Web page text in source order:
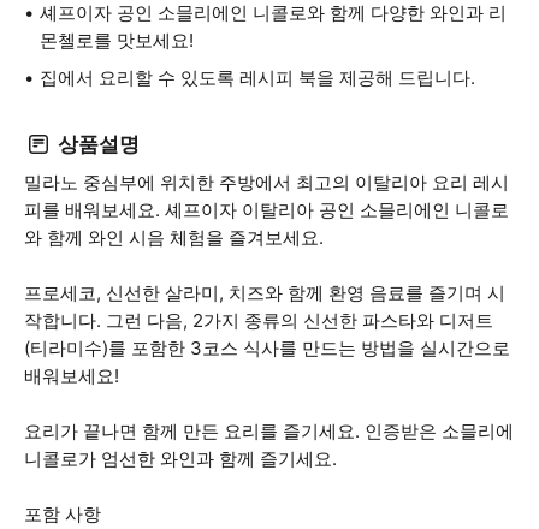
셰프이자 공인 소믈리에인 니콜로와 함께 다양한 와인과 리
몬첼로를 맛보세요!
집에서 요리할 수 있도록 레시피 북을 제공해 드립니다.
상품설명
밀라노 중심부에 위치한 주방에서 최고의 이탈리아 요리 레시
피를 배워보세요. 셰프이자 이탈리아 공인 소믈리에인 니콜로
와 함께 와인 시음 체험을 즐겨보세요.
프로세코, 신선한 살라미, 치즈와 함께 환영 음료를 즐기며 시
작합니다. 그런 다음, 2가지 종류의 신선한 파스타와 디저트
(티라미수)를 포함한 3코스 식사를 만드는 방법을 실시간으로
배워보세요!
요리가 끝나면 함께 만든 요리를 즐기세요. 인증받은 소믈리에
니콜로가 엄선한 와인과 함께 즐기세요.
포함 사항